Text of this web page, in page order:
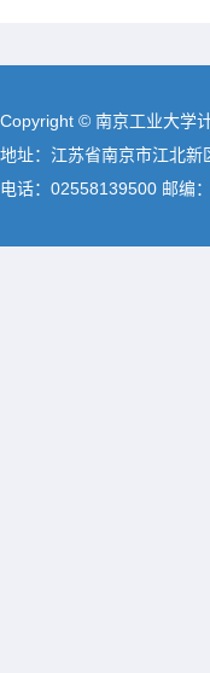
Copyright © 南京工业大学
地址：江苏省南京市江北
电话：02558139500 邮编